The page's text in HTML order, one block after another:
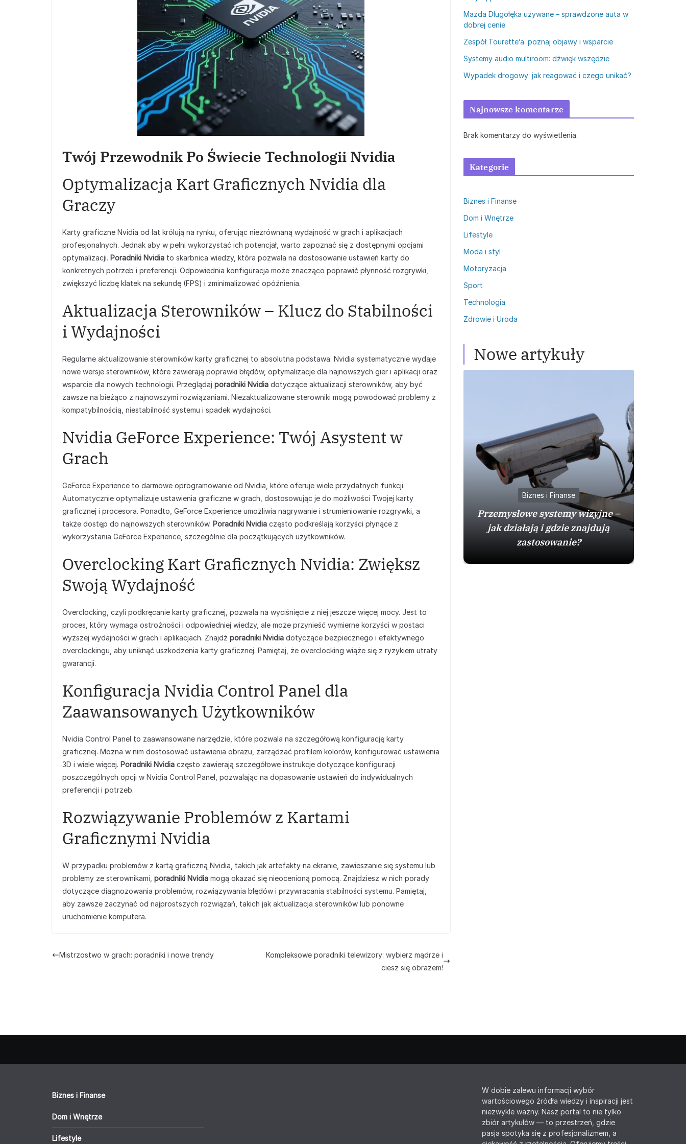
Twój Przewodnik Po Świecie Technologii Nvidia
Optymalizacja Kart Graficznych Nvidia dla
Graczy
Karty graficzne Nvidia od lat królują na rynku, oferując niezrównaną wydajność w grach i aplikacjach
profesjonalnych. Jednak aby w pełni wykorzystać ich potencjał, warto zapoznać się z dostępnymi opcjami
optymalizacji. Poradniki Nvidia to skarbnica wiedzy, która pozwala na dostosowanie ustawień karty do
konkretnych potrzeb i preferencji. Odpowiednia konfiguracja może znacząco poprawić płynność rozgrywki,
zwiększyć liczbę klatek na sekundę (FPS) i zminimalizować opóźnienia.
Aktualizacja Sterowników – Klucz do Stabilności
i Wydajności
Regularne aktualizowanie sterowników karty graficznej to absolutna podstawa. Nvidia systematycznie wydaje
nowe wersje sterowników, które zawierają poprawki błędów, optymalizacje dla najnowszych gier i aplikacji oraz
wsparcie dla nowych technologii. Przeglądaj poradniki Nvidia dotyczące aktualizacji sterowników, aby być
zawsze na bieżąco z najnowszymi rozwiązaniami. Niezaktualizowane sterowniki mogą powodować problemy z
kompatybilnością, niestabilność systemu i spadek wydajności.
Nvidia GeForce Experience: Twój Asystent w
Grach
GeForce Experience to darmowe oprogramowanie od Nvidia, które oferuje wiele przydatnych funkcji.
Automatycznie optymalizuje ustawienia graficzne w grach, dostosowując je do możliwości Twojej karty
graficznej i procesora. Ponadto, GeForce Experience umożliwia nagrywanie i strumieniowanie rozgrywki, a
także dostęp do najnowszych sterowników. Poradniki Nvidia często podkreślają korzyści płynące z
wykorzystania GeForce Experience, szczególnie dla początkujących użytkowników.
Overclocking Kart Graficznych Nvidia: Zwiększ
Swoją Wydajność
Overclocking, czyli podkręcanie karty graficznej, pozwala na wyciśnięcie z niej jeszcze więcej mocy. Jest to
proces, który wymaga ostrożności i odpowiedniej wiedzy, ale może przynieść wymierne korzyści w postaci
wyższej wydajności w grach i aplikacjach. Znajdź poradniki Nvidia dotyczące bezpiecznego i efektywnego
overclockingu, aby uniknąć uszkodzenia karty graficznej. Pamiętaj, że overclocking wiąże się z ryzykiem utraty
gwarancji.
Konfiguracja Nvidia Control Panel dla
Zaawansowanych Użytkowników
Nvidia Control Panel to zaawansowane narzędzie, które pozwala na szczegółową konfigurację karty
graficznej. Można w nim dostosować ustawienia obrazu, zarządzać profilem kolorów, konfigurować ustawienia
3D i wiele więcej. Poradniki Nvidia często zawierają szczegółowe instrukcje dotyczące konfiguracji
poszczególnych opcji w Nvidia Control Panel, pozwalając na dopasowanie ustawień do indywidualnych
preferencji i potrzeb.
Rozwiązywanie Problemów z Kartami
Graficznymi Nvidia
W przypadku problemów z kartą graficzną Nvidia, takich jak artefakty na ekranie, zawieszanie się systemu lub
problemy ze sterownikami, poradniki Nvidia mogą okazać się nieocenioną pomocą. Znajdziesz w nich porady
dotyczące diagnozowania problemów, rozwiązywania błędów i przywracania stabilności systemu. Pamiętaj,
aby zawsze zaczynać od najprostszych rozwiązań, takich jak aktualizacja sterowników lub ponowne
uruchomienie komputera.
Mistrzostwo w grach: poradniki i nowe trendy
Kompleksowe poradniki telewizory: wybierz mądrze i
ciesz się obrazem!
Mazda Długołęka używane – sprawdzone auta w
dobrej cenie
Zespół Tourette’a: poznaj objawy i wsparcie
Systemy audio multiroom: dźwięk wszędzie
Wypadek drogowy: jak reagować i czego unikać?
Najnowsze komentarze
Brak komentarzy do wyświetlenia.
Kategorie
Biznes i Finanse
Dom i Wnętrze
Lifestyle
Moda i styl
Motoryzacja
Sport
Technologia
Zdrowie i Uroda
Nowe artykuły
Biznes i Finanse
Przemysłowe systemy wizyjne –
jak działają i gdzie znajdują
zastosowanie?
Biznes i Finanse
Dom i Wnętrze
Lifestyle
W dobie zalewu informacji wybór
wartościowego źródła wiedzy i inspiracji jest
niezwykle ważny. Nasz portal to nie tylko
zbiór artykułów — to przestrzeń, gdzie
pasja spotyka się z profesjonalizmem, a